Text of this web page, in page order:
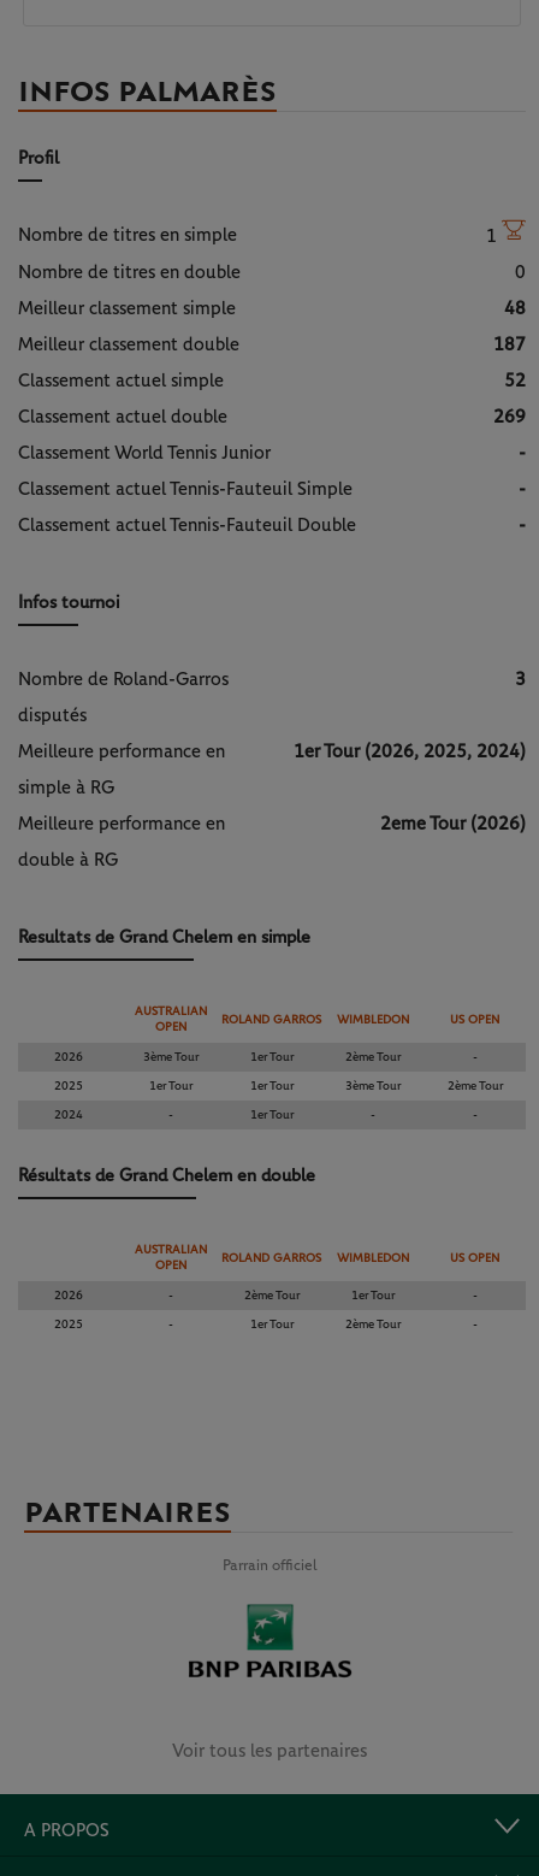
INFOS PALMARÈS
Profil
Nombre de titres en simple
1
Nombre de titres en double
0
Meilleur classement simple
48
Meilleur classement double
187
Classement actuel simple
52
Classement actuel double
269
Classement World Tennis Junior
-
Classement actuel Tennis-Fauteuil Simple
-
Classement actuel Tennis-Fauteuil Double
-
Infos tournoi
Nombre de Roland-Garros
disputés
3
Meilleure performance en
simple à RG
1er Tour (2026, 2025, 2024)
Meilleure performance en
double à RG
2eme Tour (2026)
Resultats de Grand Chelem en simple
AUSTRALIAN
OPEN
ROLAND GARROS WIMBLEDON US OPEN
2026 3ème Tour 1er Tour 2ème Tour -
2025 1er Tour 1er Tour 3ème Tour 2ème Tour
2024 - 1er Tour - -
Résultats de Grand Chelem en double
AUSTRALIAN
OPEN
ROLAND GARROS WIMBLEDON US OPEN
2026 - 2ème Tour 1er Tour -
2025 - 1er Tour 2ème Tour -
PARTENAIRES
Parrain officiel
Voir tous les partenaires
A PROPOS